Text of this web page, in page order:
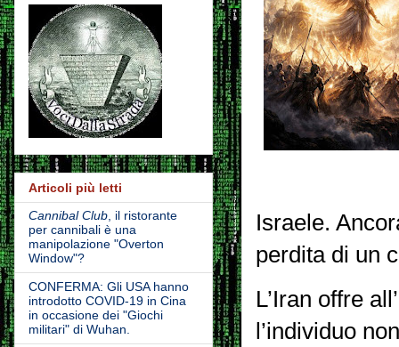
Israele.
perdita di un
L’Iran offre
l’individuo
Articoli più letti
Cannibal Club, il ristorante
per cannibali è una
manipolazione "Overton
Window"?
CONFERMA: Gli USA hanno
introdotto COVID-19 in Cina
in occasione dei "Giochi
militari" di Wuhan.